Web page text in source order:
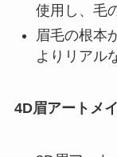
使用し、毛
眉毛の根本
よりリアル
4D眉アートメ